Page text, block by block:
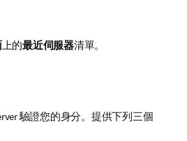
上的最近伺服器清單。
驗證您的身分。提供下列三個